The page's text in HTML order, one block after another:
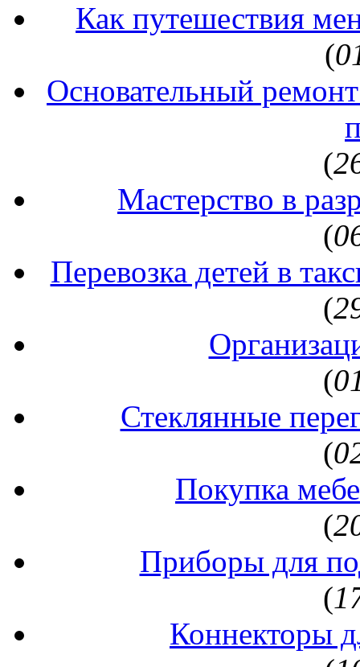
Как путешествия
(
Основательный
(
Мастерство в
(
Перевозка детей в
(
(
Стеклянные
(
Покупка
(
Приборы для
(
Коннекторы